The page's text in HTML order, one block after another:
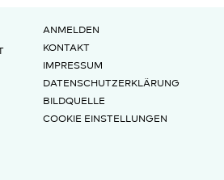
ANMELDEN
KONTAKT
IMPRESSUM
DATENSCHUTZERKLÄRUNG
BILDQUELLE
COOKIE EINSTELLUNGEN